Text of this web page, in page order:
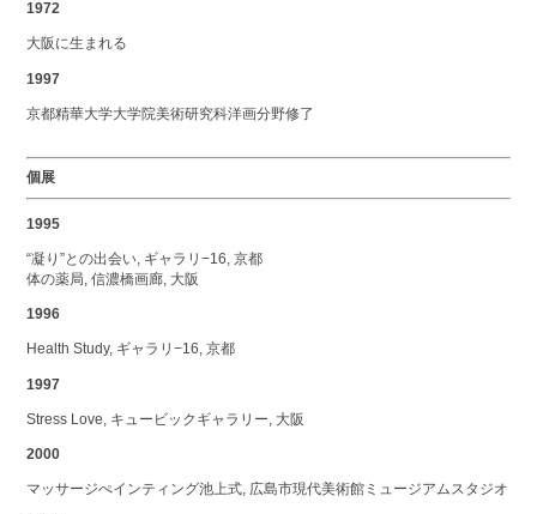
1972
大阪に生まれる
1997
京都精華大学大学院美術研究科洋画分野修了
個展
1995
“凝り”との出会い, ギャラリ−16, 京都
体の薬局, 信濃橋画廊, 大阪
1996
Health Study, ギャラリ−16, 京都
1997
Stress Love, キュービックギャラリー, 大阪
2000
マッサージぺインティング池上式, 広島市現代美術館ミュージアムスタジオ